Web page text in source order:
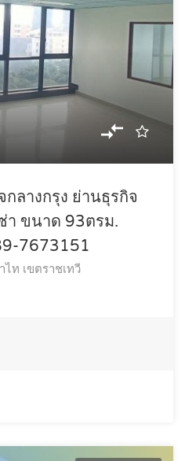
กลางกรุง ย่านธุรกิจ
า ขนาด 93ตรม.
7673151
ท เขตราชเทวี